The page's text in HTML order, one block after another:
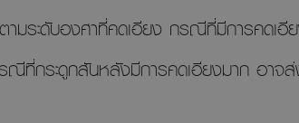
มระดับองศาที่คดเอียง กรณีที่มีการคดเอี
ณีที่กระดูกสันหลังมีการคดเอียงมาก อา